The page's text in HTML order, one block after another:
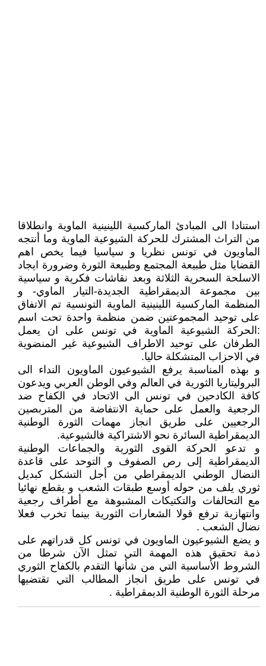
استنادا الى المبادئ الماركسية اللينينية الماوية وانطلاقا
من التراث المشترك للحركة الشيوعية الماوية وما أنتجه
الماويون في تونس نظريا و سياسيا فيما يخص اهم
القضايا مثل طبيعة المجتمع وطبيعة الثورة وضرورة ايجاد
الاسلحة السحرية الثلاثة وبعد نقاشات فكرية و سياسية
بين مجموعة الديمقراطية الجديدة-التيار الماوي- و
المنظمة الماركسية اللينينية الماوية التونسية تم الاتفاق
على توحيد المجموعتين ضمن منظمة واحدة تحت اسم
:الحركة الشيوعية الماوية في تونس على ان يعمل
الطرفان على توحيد الاطراف الشيوعية غير المنضوية
في الاحزاب المتشكلة حاليا.
و بهذه المناسبة يرفع الشيوعيون الماويون النداء الى
البروليتاريا الثورية في العالم وفي الوطن العربي ويدعون
كافة الكادحين في تونس الى الاتحاد في الكفاح ضد
الرجعية والعمل على حماية الانتفاضة من المتربصين
الرجعيين على طريق انجاز مهمات الثورة الوطنية
الديمقراطية السائرة نحو الاشتراكية فالشيوعية.
و تدعو الحركة القوى الثورية والجماعات الوطنية
الديمقراطية إلى رص الصفوف و التوحد على قاعدة
النضال الوطني الديمقراطي من أجل التشكل كبديل
ثوري يلف من حوله أوسع طبقات الشعب و يقطع نهائيا
مع التحالفات والتكتيكات المشبوهة مع أطراف رجعية
وانتهازية ترفع قولا الشعارات الثورية بينما تخرب فعلا
نضال الشعب .
و يضع الشيوعيون الماويون في تونس كل قدراتهم على
ذمة تحقيق هذه المهمة التي تمثل الآن شرطا من
الشروط الأساسية التي من شأنها التقدم بالكفاح الثوري
في تونس على طريق انجاز المطالب التي تقتضيها
مرحلة الثورة الوطنية الديمقراطية .